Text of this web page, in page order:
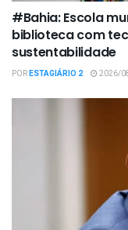
#Bahia: Escola
biblioteca com
sustentabilidade
PORESTAGIÁRIO 2 2026/